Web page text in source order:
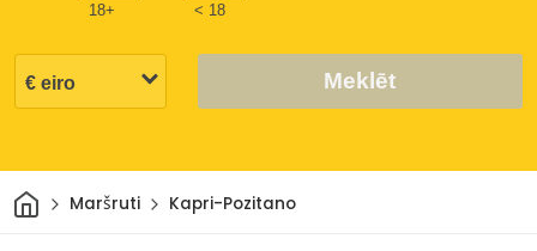
18+ < 18
Meklēt
Sākums
Maršruti Kapri-Pozitano